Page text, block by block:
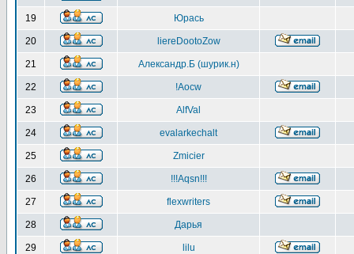
19 Юрась
20 liereDootoZow
21 Александр.Б (шурик.н)
22 !Aocw
23 AlfVal
24 evalarkechalt
25 Zmicier
26 !!!Aqsn!!!
27 flexwriters
28 Дарья
29 lilu